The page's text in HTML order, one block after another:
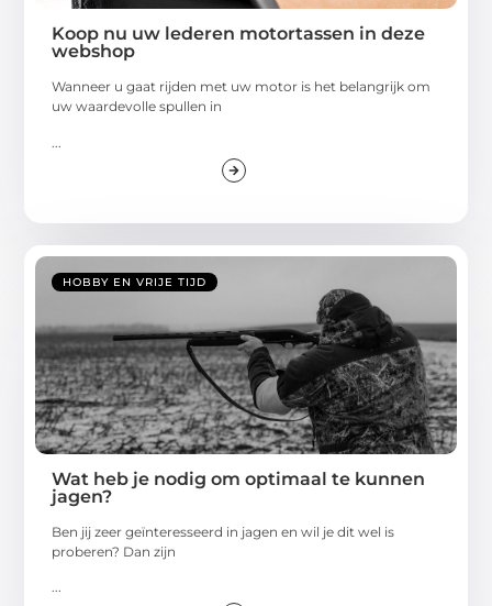
Koop nu uw lederen motortassen in deze
webshop
Wanneer u gaat rijden met uw motor is het belangrijk om
uw waardevolle spullen in
HOBBY EN VRIJE TIJD
Wat heb je nodig om optimaal te kunnen
jagen?
Ben jij zeer geïnteresseerd in jagen en wil je dit wel is
proberen? Dan zijn
...